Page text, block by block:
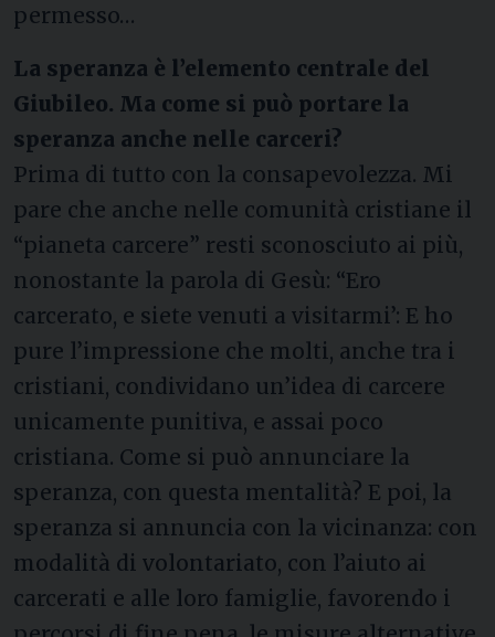
permesso…
La speranza è l’elemento centrale del
Giubileo. Ma come si può portare la
speranza anche nelle carceri?
Prima di tutto con la consapevolezza. Mi
pare che anche nelle comunità cristiane il
“pianeta carcere” resti sconosciuto ai più,
nonostante la parola di Gesù: “Ero
carcerato, e siete venuti a visitarmi’: E ho
pure l’impressione che molti, anche tra i
cristiani, condividano un’idea di carcere
unicamente punitiva, e assai poco
cristiana. Come si può annunciare la
speranza, con questa mentalità? E poi, la
speranza si annuncia con la vicinanza: con
modalità di volontariato, con l’aiuto ai
carcerati e alle loro famiglie, favorendo i